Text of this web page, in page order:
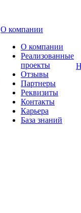
О компании
О компании
Реализованные
проекты
Отзывы
Партнеры
Реквизиты
Контакты
Карьера
База знаний